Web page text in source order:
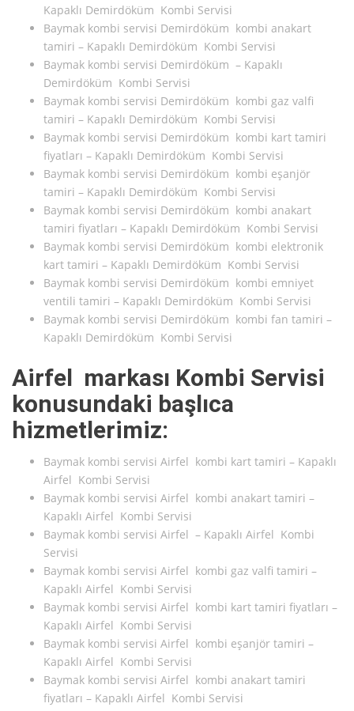
Kapaklı Demirdöküm Kombi Servisi
Baymak kombi servisi Demirdöküm kombi anakart
tamiri – Kapaklı Demirdöküm Kombi Servisi
Baymak kombi servisi Demirdöküm – Kapaklı
Demirdöküm Kombi Servisi
Baymak kombi servisi Demirdöküm kombi gaz valfi
tamiri – Kapaklı Demirdöküm Kombi Servisi
Baymak kombi servisi Demirdöküm kombi kart tamiri
fiyatları – Kapaklı Demirdöküm Kombi Servisi
Baymak kombi servisi Demirdöküm kombi eşanjör
tamiri – Kapaklı Demirdöküm Kombi Servisi
Baymak kombi servisi Demirdöküm kombi anakart
tamiri fiyatları – Kapaklı Demirdöküm Kombi Servisi
Baymak kombi servisi Demirdöküm kombi elektronik
kart tamiri – Kapaklı Demirdöküm Kombi Servisi
Baymak kombi servisi Demirdöküm kombi emniyet
ventili tamiri – Kapaklı Demirdöküm Kombi Servisi
Baymak kombi servisi Demirdöküm kombi fan tamiri –
Kapaklı Demirdöküm Kombi Servisi
Airfel markası Kombi Servisi
konusundaki başlıca
hizmetlerimiz:
Baymak kombi servisi Airfel kombi kart tamiri – Kapaklı
Airfel Kombi Servisi
Baymak kombi servisi Airfel kombi anakart tamiri –
Kapaklı Airfel Kombi Servisi
Baymak kombi servisi Airfel – Kapaklı Airfel Kombi
Servisi
Baymak kombi servisi Airfel kombi gaz valfi tamiri –
Kapaklı Airfel Kombi Servisi
Baymak kombi servisi Airfel kombi kart tamiri fiyatları –
Kapaklı Airfel Kombi Servisi
Baymak kombi servisi Airfel kombi eşanjör tamiri –
Kapaklı Airfel Kombi Servisi
Baymak kombi servisi Airfel kombi anakart tamiri
fiyatları – Kapaklı Airfel Kombi Servisi